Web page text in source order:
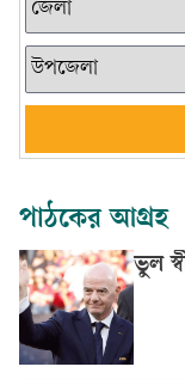
পাঠকের আগ্রহ
ভুল